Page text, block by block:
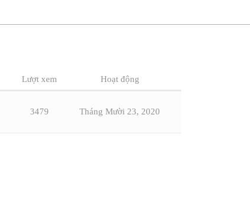
Lượt xem Hoạt động
3479 Tháng Mười 23, 2020